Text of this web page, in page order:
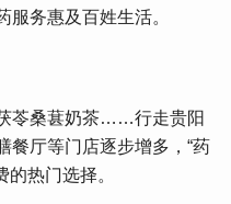
服务惠及百姓生活。
苓桑葚奶茶……行走贵阳
餐厅等门店逐步增多，“药
热门选择。